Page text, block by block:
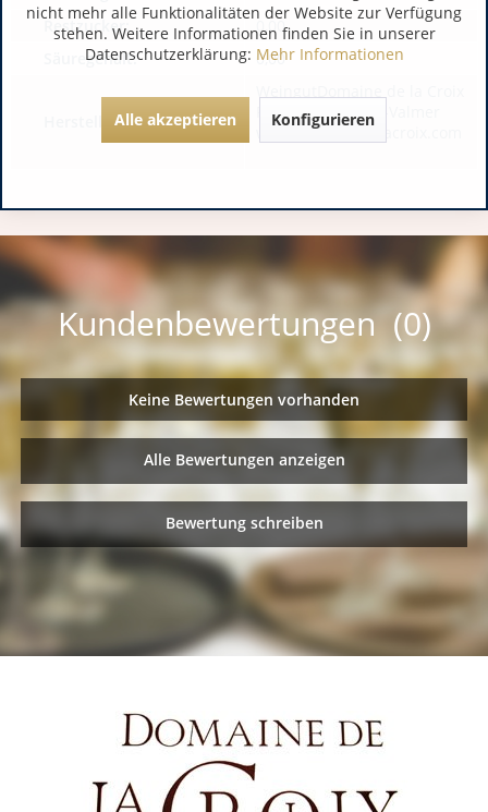
Restzucker:
0,00
Säuregehalt:
0,00
Hersteller / Importeur:
FR 83420 La Croix-Valmer
www.domainedelacroix.com
Kundenbewertungen (0)
Keine Bewertungen vorhanden
Alle Bewertungen anzeigen
Bewertung schreiben
nicht mehr alle Funktionalitäten der Website zur Verfügung
stehen. Weitere Informationen finden Sie in unserer
Datenschutzerklärung: Mehr Informationen
Alle akzeptieren Konfigurieren